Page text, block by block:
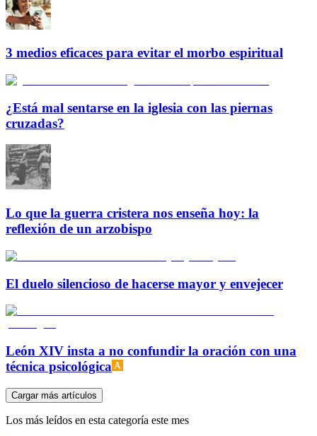
3 medios eficaces para evitar el morbo espiritual
¿Está mal sentarse en la iglesia con las piernas
cruzadas?
Lo que la guerra cristera nos enseña hoy: la
reflexión de un arzobispo
El duelo silencioso de hacerse mayor y envejecer
León XIV insta a no confundir la oración con una
técnica psicológica
Cargar más artículos
Los más leídos en esta categoría este mes